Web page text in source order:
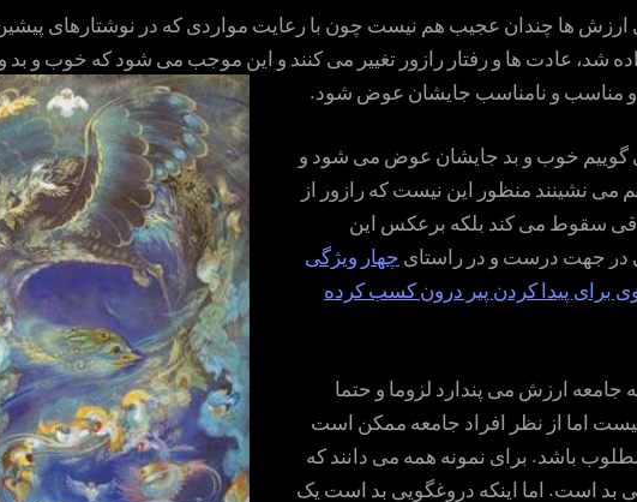
ارزش ها چندان عجیب هم نیست چون با رعایت مواردی که در نوشتارهای
شد، عادت ها و رفتار رازور تغییر می کنند و این موجب می شود که خوب و بد و
مناسب و نامناسب جایشان عوض شود.
گوییم خوب و بد جایشان عوض می شود و
می نشینند منظور این نیست که رازور از
سقوط می کند بلکه برعکس این
در جهت درست و در راستای چهار ویژگی
برای پیدا کردن پیر درون کسب کرده
جامعه ارزش می پندارد لزوما و حتما
اما از نظر افراد جامعه ممکن است
باشد. برای نمونه همه می دانند که
بد است. اما اینکه دروغگویی بد است یک